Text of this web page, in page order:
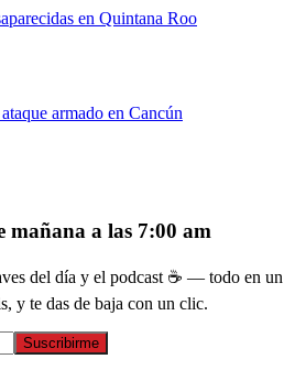
en Quintana Roo
armado en Cancún
mañana a las 7:00 am
del día y el podcast ☕ — todo en un
y te das de baja con un clic.
Suscribirme